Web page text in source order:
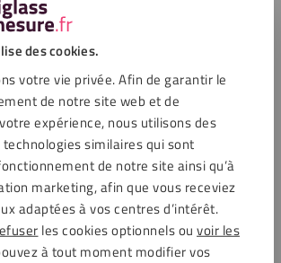
des cookies.
votre vie privée. Afin de garantir le
de notre site web et de
expérience, nous utilisons des
similaires qui sont
de notre site ainsi qu’à
marketing, afin que vous receviez
adaptées à vos centres d’intérêt.
les cookies optionnels ou voir les
à tout moment modifier vos
posées
fonctionne-t-elle également avec
UV ?
puis-je coller avec cette lampe et
?
la lampe pour des matériaux non